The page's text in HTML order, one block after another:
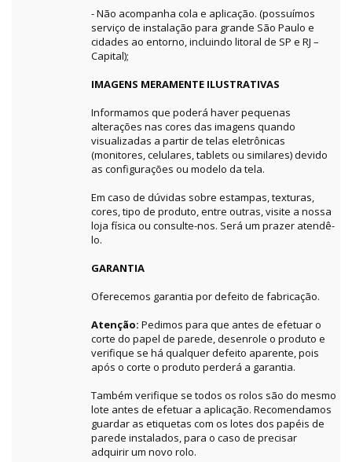
- Não acompanha cola e aplicação. (possuímos
serviço de instalação para grande São Paulo e
cidades ao entorno, incluindo litoral de SP e RJ –
Capital);
IMAGENS MERAMENTE ILUSTRATIVAS
Informamos que poderá haver pequenas
alterações nas cores das imagens quando
visualizadas a partir de telas eletrônicas
(monitores, celulares, tablets ou similares) devido
as configurações ou modelo da tela.
Em caso de dúvidas sobre estampas, texturas,
cores, tipo de produto, entre outras, visite a nossa
loja física ou consulte-nos. Será um prazer atendê-
lo.
GARANTIA
Oferecemos garantia por defeito de fabricação.
Atenção: Pedimos para que antes de efetuar o
corte do papel de parede, desenrole o produto e
verifique se há qualquer defeito aparente, pois
após o corte o produto perderá a garantia.
Também verifique se todos os rolos são do mesmo
lote antes de efetuar a aplicação. Recomendamos
guardar as etiquetas com os lotes dos papéis de
parede instalados, para o caso de precisar
adquirir um novo rolo.